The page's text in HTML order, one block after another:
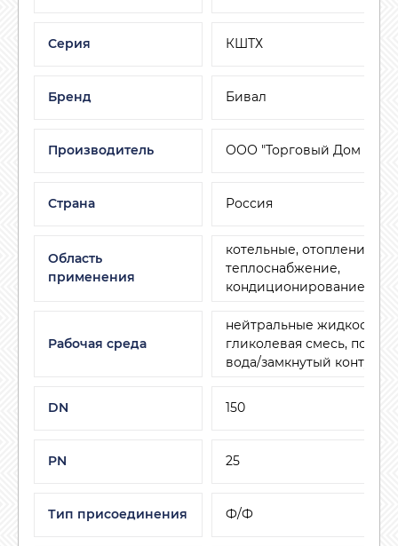
Серия КШТХ
Бренд Бивал
Производитель ООО "Торговый Дом АДЛ"
Страна Россия
Область
применения
котельные, отопление и
теплоснабжение,
кондиционирование и
Рабочая среда
нейтральные жидкости,
гликолевая смесь,
вода/замкнутый контур
DN 150
PN 25
Тип присоединения Ф/Ф